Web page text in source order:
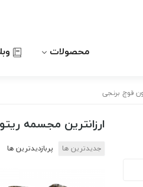
محصولات
قوچ برنجی
ارزانترین مجسمه
جدیدترین ها پربازدیدترین ها